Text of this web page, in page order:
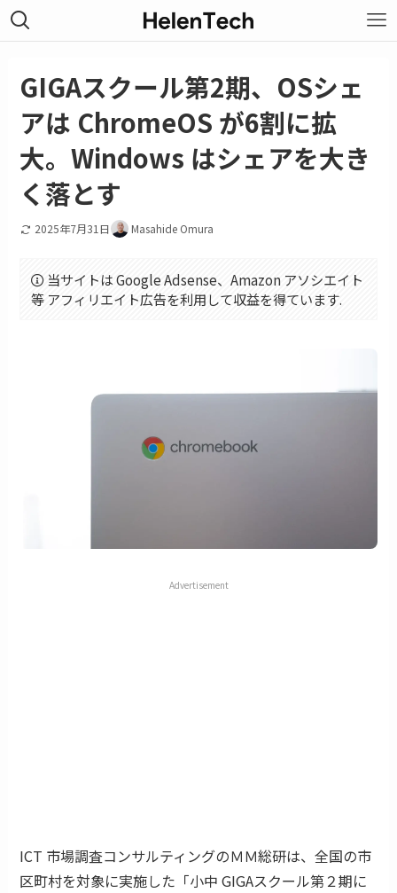
GIGAスクール第2期、OSシェ
アは ChromeOS が6割に拡
大。Windows はシェアを大き
く落とす
2025年7月31日 Masahide Omura
当サイトは Google Adsense、Amazon アソシエイト
等 アフィリエイト広告を利用して収益を得ています.
Advertisement
ICT 市場調査コンサルティングのＭＭ総研は、全国の市
区町村を対象に実施した「小中 GIGAスクール第２期に